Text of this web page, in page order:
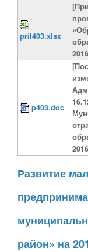
pril403.xlsx
p403.doc
Развитие
район» на